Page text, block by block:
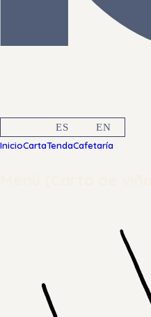
ES
EN
InicioCartaTendaCafetaría